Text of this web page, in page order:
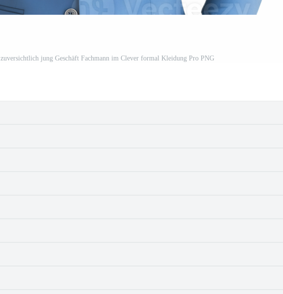
zuversichtlich jung Geschäft Fachmann im Clever formal Kleidung Pro PNG